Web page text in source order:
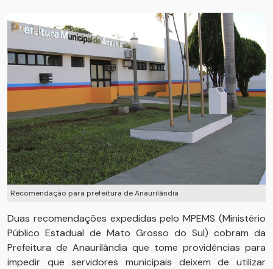
Recomendação para prefeitura de Anaurilândia
Duas recomendações expedidas pelo MPEMS (Ministério
Público Estadual de Mato Grosso do Sul) cobram da
Prefeitura de Anaurilândia que tome providências para
impedir que servidores municipais deixem de utilizar